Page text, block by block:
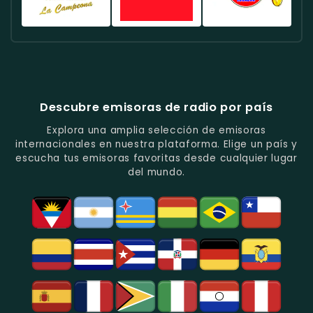
Quito.
Quito.
Música
Tropical
Y
Programas
Emisora
Con
Música
Del
Recuerdo
En
Quito.
Estación
De
Los
Deportes
En
Guayaquil.
Populares
Y
Folclore
En
Azogues.
Descubre emisoras de radio por país
Explora una amplia selección de emisoras
internacionales en nuestra plataforma. Elige un país y
escucha tus emisoras favoritas desde cualquier lugar
del mundo.